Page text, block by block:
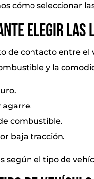
cómo seleccionar
elegir
de contacto entre
y la
agarre.
combustible.
baja tracción.
según el tipo de